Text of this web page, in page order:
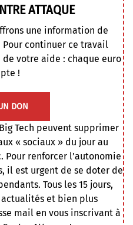
ATTAQUE
une information de
continuer ce travail
de votre aide : chaque euro
!
DON
Tech peuvent supprimer
« sociaux » du jour au
Pour renforcer l’autonomie
il est urgent de se doter de
Tous les 15 jours,
actualités et bien plus
mail en vous inscrivant à